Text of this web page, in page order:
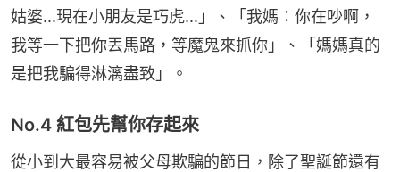
姑婆...現在小朋友是巧虎...」、「我媽：你在吵啊，
我等一下把你丟馬路，等魔鬼來抓你」、「媽媽真的
是把我騙得淋漓盡致」。
No.4 紅包先幫你存起來
從小到大最容易被父母欺騙的節日，除了聖誕節還有